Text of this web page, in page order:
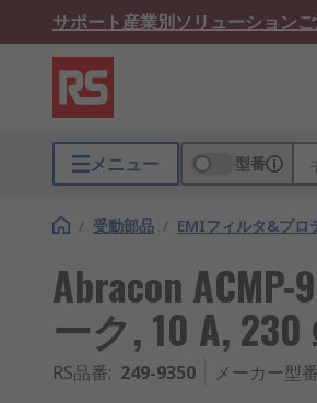
サポート産業別ソリューション
メニュー 型番
/ 受動部品 / EMIフィルタ&プロ
Abracon
ーク, 10 A,
RS品番: 249-9350 メーカー型番